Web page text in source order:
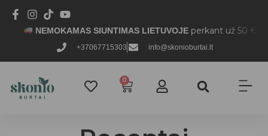
+37067715303 info@skonioburtai.lt
NEMOKAMAS SIUNTIMAS LIETUVOJEperkant už 50 € ir
0